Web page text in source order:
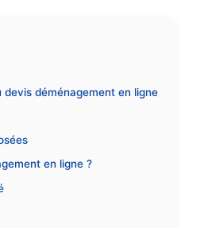
déménagement en ligne
en ligne ?